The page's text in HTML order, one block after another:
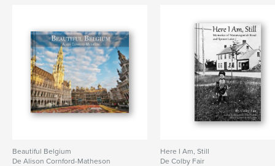
Beautiful Belgium
De Alison Cornford-Matheson
Here I Am, Still
De Colby Fair